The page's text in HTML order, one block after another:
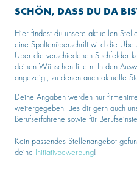
SCHÖN, DASS DU DA
Hier findest du unsere aktuellen
eine Spaltenüberschrift wird die
Über die verschiedenen Suchfelder
deinen Wünschen filtern. In den
angezeigt, zu denen auch aktuelle
Deine Angaben werden nur
weitergegeben. Lies dir gern auch
Berufserfahrene sowie für
Kein passendes Stellenangebot
deine
Initiativbewerbung!